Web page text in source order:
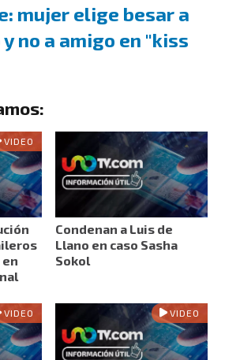
mujer elige besar a
no a amigo en "kiss
VIDEO
Condenan a Luis de
Llano en caso Sasha
Sokol
VIDEO VIDEO